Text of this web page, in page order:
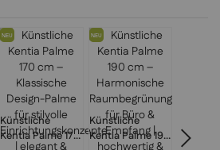
NEU
Künstliche
Kentia Palme 170
NEU
Künstliche
Kentia Palme 190
Kentia